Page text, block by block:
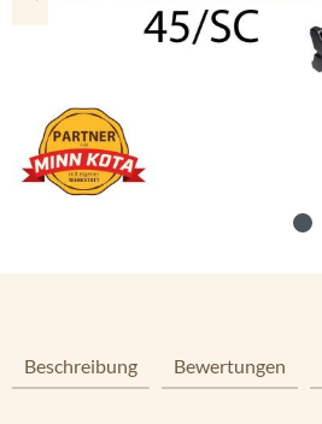
Beschreibung Bewertungen